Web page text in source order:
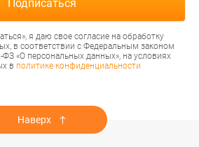
я даю свое согласие на обработку
в соответствии с Федеральным законом
«О персональных данных», на условиях
в политике конфиденциальности
Наверх